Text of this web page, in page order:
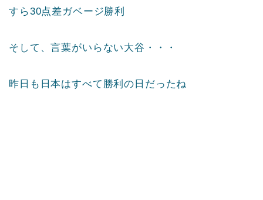
すら30点差ガベージ勝利
そして、言葉がいらない大谷・・・
昨日も日本はすべて勝利の日だったね